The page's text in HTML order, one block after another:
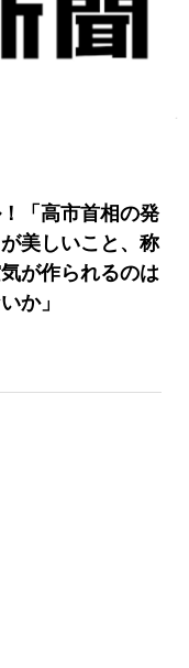
「高市首相の発
美しいこと、称
が作られるのは
か」